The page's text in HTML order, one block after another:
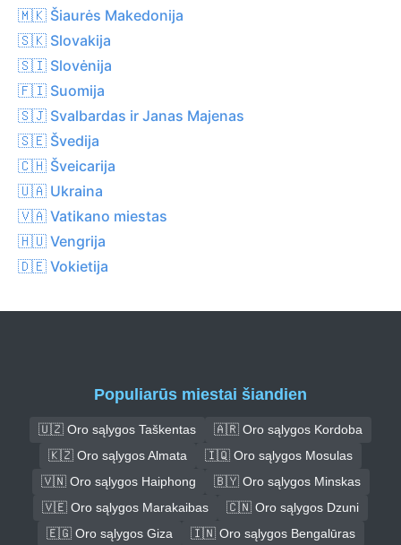
🇲🇰 Šiaurės Makedonija
🇸🇰 Slovakija
🇸🇮 Slovėnija
🇫🇮 Suomija
🇸🇯 Svalbardas ir Janas Majenas
🇸🇪 Švedija
🇨🇭 Šveicarija
🇺🇦 Ukraina
🇻🇦 Vatikano miestas
🇭🇺 Vengrija
🇩🇪 Vokietija
Populiarūs miestai šiandien
🇺🇿 Oro sąlygos Taškentas
🇦🇷 Oro sąlygos Kordoba
🇰🇿 Oro sąlygos Almata
🇮🇶 Oro sąlygos Mosulas
🇻🇳 Oro sąlygos Haiphong
🇧🇾 Oro sąlygos Minskas
🇻🇪 Oro sąlygos Marakaibas
🇨🇳 Oro sąlygos Dzuni
🇪🇬 Oro sąlygos Giza
🇮🇳 Oro sąlygos Bengalūras